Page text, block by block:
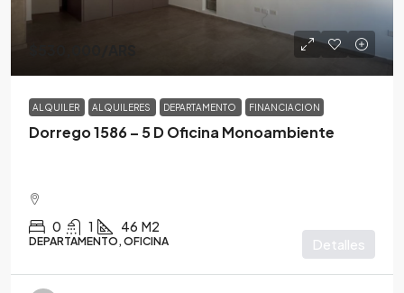
ALQUILER ALQUILERES DEPARTAMENTO FINANCIACION
Dorrego 1586 – 5 D Oficina Monoambiente
0 1 46 M2
DEPARTAMENTO, OFICINA Detalles